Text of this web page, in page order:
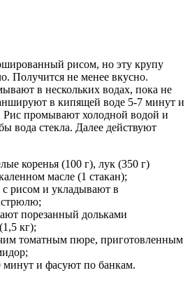
рисом, но эту крупу
Получится не менее вкусно.
в нескольких водах, пока не
в кипящей воде 5-7 минут и
Рис промывают холодной водой и
вода стекла. Далее действуют
коренья (100 г), лук (350 г)
масле (1 стакан);
рисом и укладывают в
порезанный дольками
кг);
томатным пюре, приготовленным
и фасуют по банкам.